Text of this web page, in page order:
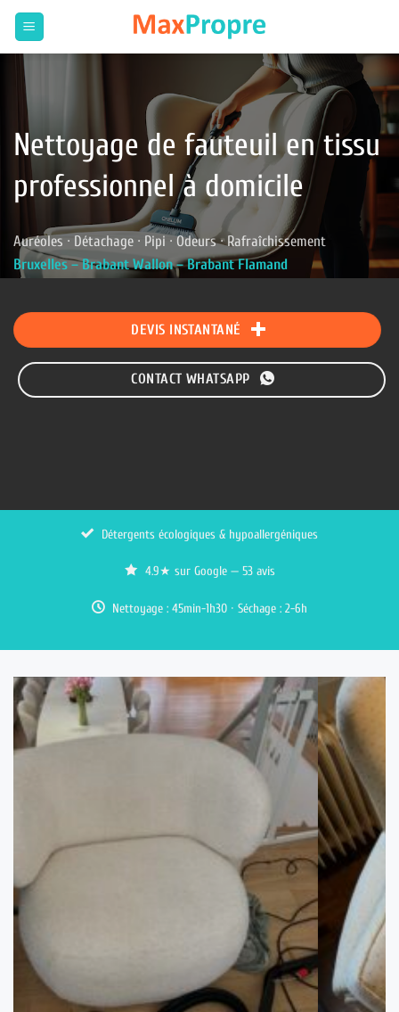
Passer
contenu
Nettoyage de fauteuil en tissu
professionnel à domicile
Auréoles · Détachage · Pipi · Odeurs · Rafraîchissement
Bruxelles – Brabant Wallon – Brabant Flamand
DEVIS INSTANTANÉ
CONTACT WHATSAPP
Détergents écologiques & hypoallergéniques
4.9★ sur Google — 53 avis
Nettoyage : 45min-1h30 · Séchage : 2-6h